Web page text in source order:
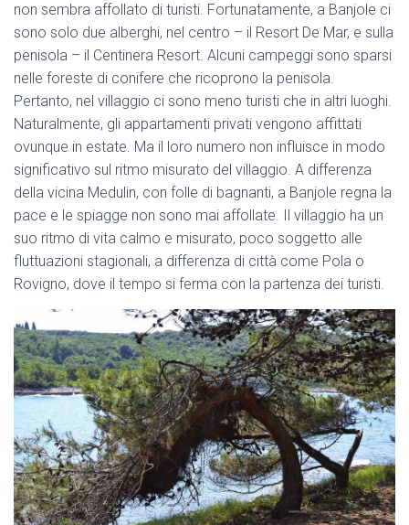
non sembra affollato di turisti. Fortunatamente, a Banjole ci
sono solo due alberghi, nel centro – il Resort De Mar, e sulla
penisola – il Centinera Resort. Alcuni campeggi sono sparsi
nelle foreste di conifere che ricoprono la penisola.
Pertanto, nel villaggio ci sono meno turisti che in altri luoghi.
Naturalmente, gli appartamenti privati vengono affittati
ovunque in estate. Ma il loro numero non influisce in modo
significativo sul ritmo misurato del villaggio. A differenza
della vicina Medulin, con folle di bagnanti, a Banjole regna la
pace e le spiagge non sono mai affollate. Il villaggio ha un
suo ritmo di vita calmo e misurato, poco soggetto alle
fluttuazioni stagionali, a differenza di città come Pola o
Rovigno, dove il tempo si ferma con la partenza dei turisti.